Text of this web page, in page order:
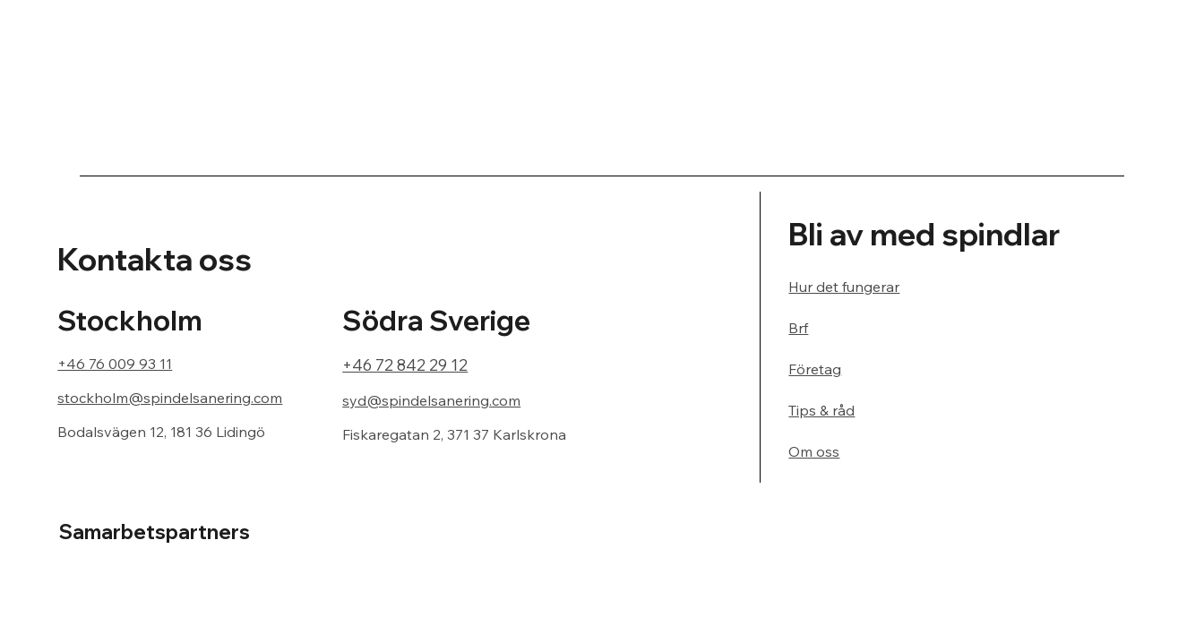
Kontakta oss
Bli av med spindlar
Hur det fungerar
Brf
Företag
Tips & råd
Om oss
syd@spindelsanering.com
Södra Sverige
+46 72 842 29 12
Fiskaregatan 2, 371 37 Karlskrona
stockholm@spindelsanering.com
Stockholm
+46 76 009 93 11
Bodalsvägen 12, 181 36 Lidingö
Samarbetspartners